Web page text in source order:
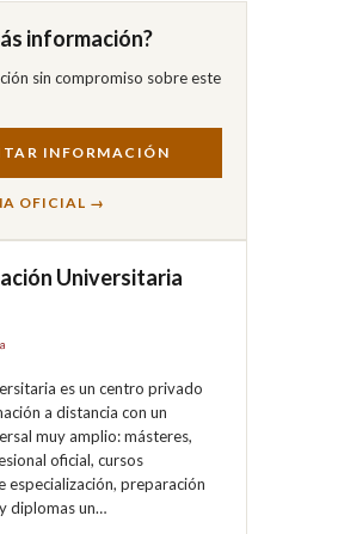
información?
sin compromiso sobre este
INFORMACIÓN
OFICIAL →
Universitaria
es un centro privado
a distancia con un
muy amplio: másteres,
oficial, cursos
especialización, preparación
diplomas un…